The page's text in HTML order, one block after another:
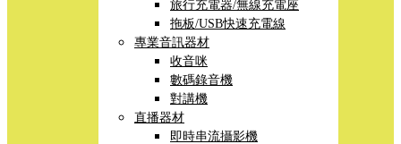
旅行充電器/無線充電座
拖板/USB快速充電線
專業音訊器材
收音咪
數碼錄音機
對講機
直播器材
即時串流攝影機